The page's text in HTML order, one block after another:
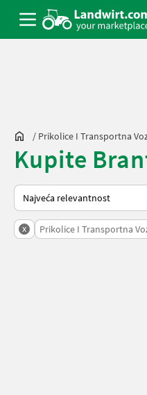
/ Prikolice I Transportna
Kupite
Tako se sortira na
x Prikolice I Transportna